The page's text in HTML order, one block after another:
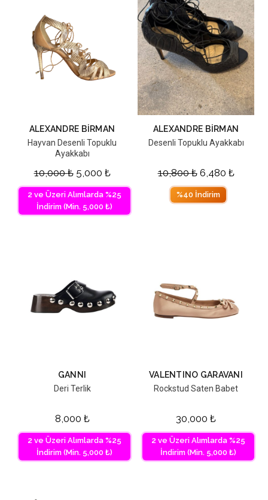
ALEXANDRE BIRMAN
Hayvan Desenli Topuklu
Ayakkabı
10,000₺ 5,000 ₺
2 ve Üzeri Alımlarda %25
İndirim (Min. 5,000 ₺)
ALEXANDRE BIRMAN
Desenli Topuklu Ayakkabı
10,800₺ 6,480 ₺
%40 İndirim
GANNI
Deri Terlik
8,000 ₺
2 ve Üzeri Alımlarda %25
İndirim (Min. 5,000 ₺)
VALENTINO GARAVANI
Rockstud Saten Babet
30,000 ₺
2 ve Üzeri Alımlarda %25
İndirim (Min. 5,000 ₺)